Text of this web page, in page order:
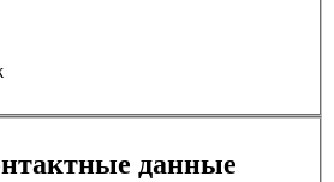
данные